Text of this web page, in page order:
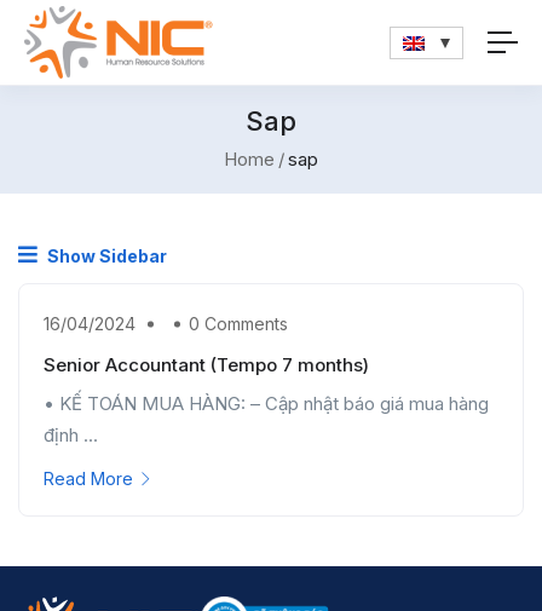
Sap
Home sap
Show Sidebar
16/04/2024 0 Comments
Senior Accountant (Tempo 7 months)
• KẾ TOÁN MUA HÀNG: – Cập nhật báo giá mua hàng
định ...
Read More